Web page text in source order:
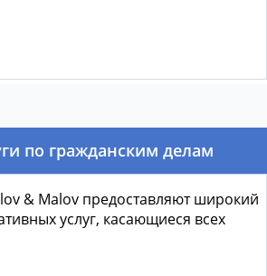
по гражданским делам
& Malov предоставляют широкий
услуг, касающиеся всех